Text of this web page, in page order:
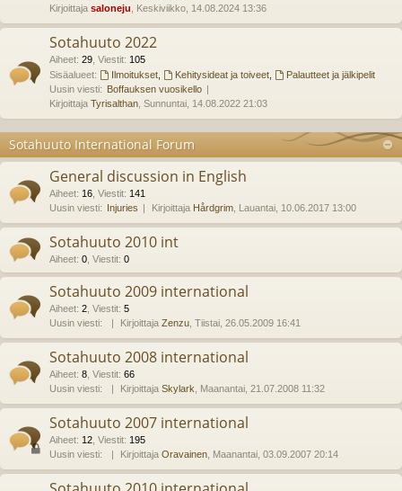
Kirjoittaja saloneju , Keskiviikko, 14.08.2024 13:36
Sotahuuto 2022
Aiheet: 29 Viestit: 105
Sisäalueet:
Ilmoitukset, Kehitysideat ja toiveet,
Palautteet ja jälkipelit
Uusin viesti: Boffauksen vuosikello
Kirjoittaja Tyrisalthan , Sunnuntai, 14.08.2022 21:03
Sotahuuto International Forum
General discussion in English
Aiheet: 16 Viestit: 141
Uusin viesti: Injuries Kirjoittaja Hårdgrim , Lauantai, 10.06.2017 13:00
Sotahuuto 2010 int
Aiheet: 0 Viestit: 0
Sotahuuto 2009 international
Aiheet: 2 Viestit: 5
Uusin viesti:
Kirjoittaja Zenzu , Tiistai, 26.05.2009 16:41
Sotahuuto 2008 international
Aiheet: 8 Viestit: 66
Uusin viesti:
Kirjoittaja Skylark , Maanantai, 21.07.2008 11:32
Sotahuuto 2007 international
Aiheet: 12 Viestit: 195
Uusin viesti:
Kirjoittaja Oravainen , Maanantai, 03.09.2007 20:14